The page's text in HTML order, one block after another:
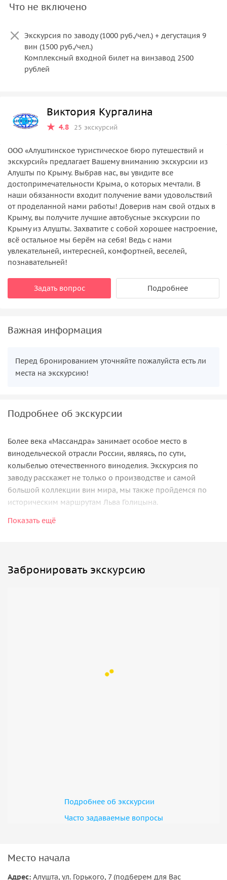
Что не включено
Экскурсия по заводу (1000 руб./чел.) + дегустация 9
вин (1500 руб./чел.)
Комплексный входной билет на винзавод 2500
рублей
Виктория Кургалина
4.8 25 экскурсий
ООО «Алуштинское туристическое бюро путешествий и
экскурсий» предлагает Вашему вниманию экскурсии из
Алушты по Крыму. Выбрав нас, вы увидите все
достопримечательности Крыма, о которых мечтали. В
наши обязанности входит получение вами удовольствий
от проделанной нами работы! Доверив нам свой отдых в
Крыму, вы получите лучшие автобусные экскурсии по
Крыму из Алушты. Захватите с собой хорошее настроение,
всё остальное мы берём на себя! Ведь с нами
увлекательней, интересней, комфортней, веселей,
познавательней!
Задать вопрос Подробнее
Важная информация
Перед бронированием уточняйте пожалуйста есть ли
места на экскурсию!
Подробнее об экскурсии
Более века «Массандра» занимает особое место в
винодельческой отрасли России, являясь, по сути,
колыбелью отечественного виноделия. Экскурсия по
заводу расскажет не только о производстве и самой
большой коллекции вин мира, мы также пройдемся по
историческим маршрутам Льва Голицына.
Всего в коллекции около миллиона бутылок вина.
Организационные детали:
предоставляется место для ожидания взрослых.
Показать ещё
Забронировать экскурсию
Подробнее об экскурсии
Часто задаваемые вопросы
Место начала
Адрес: Алушта, ул. Горького, 7 (подберем для Вас